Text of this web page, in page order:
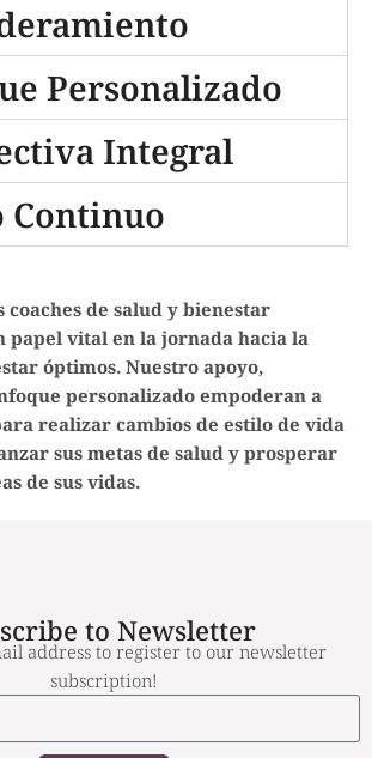
Personalizado
Integral
Continuo
coaches de salud y bienestar
papel vital en la jornada hacia la
óptimos. Nuestro apoyo,
personalizado empoderan a
realizar cambios de estilo de vida
sus metas de salud y prosperar
de sus vidas.
to Newsletter
address to register to our newsletter
subscription!